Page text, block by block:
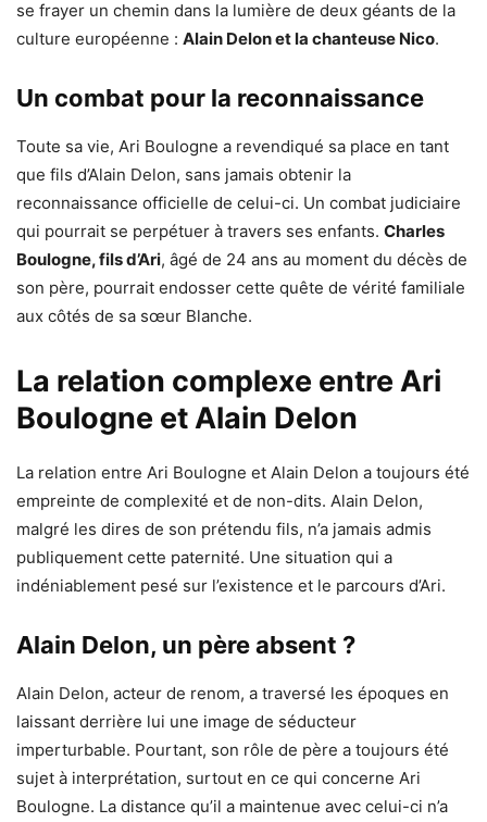
se frayer un chemin dans la lumière de deux géants de la
culture européenne : Alain Delon et la chanteuse Nico.
Un combat pour la reconnaissance
Toute sa vie, Ari Boulogne a revendiqué sa place en tant
que fils d’Alain Delon, sans jamais obtenir la
reconnaissance officielle de celui-ci. Un combat judiciaire
qui pourrait se perpétuer à travers ses enfants. Charles
Boulogne, fils d’Ari, âgé de 24 ans au moment du décès de
son père, pourrait endosser cette quête de vérité familiale
aux côtés de sa sœur Blanche.
La relation complexe entre Ari
Boulogne et Alain Delon
La relation entre Ari Boulogne et Alain Delon a toujours été
empreinte de complexité et de non-dits. Alain Delon,
malgré les dires de son prétendu fils, n’a jamais admis
publiquement cette paternité. Une situation qui a
indéniablement pesé sur l’existence et le parcours d’Ari.
Alain Delon, un père absent ?
Alain Delon, acteur de renom, a traversé les époques en
laissant derrière lui une image de séducteur
imperturbable. Pourtant, son rôle de père a toujours été
sujet à interprétation, surtout en ce qui concerne Ari
Boulogne. La distance qu’il a maintenue avec celui-ci n’a